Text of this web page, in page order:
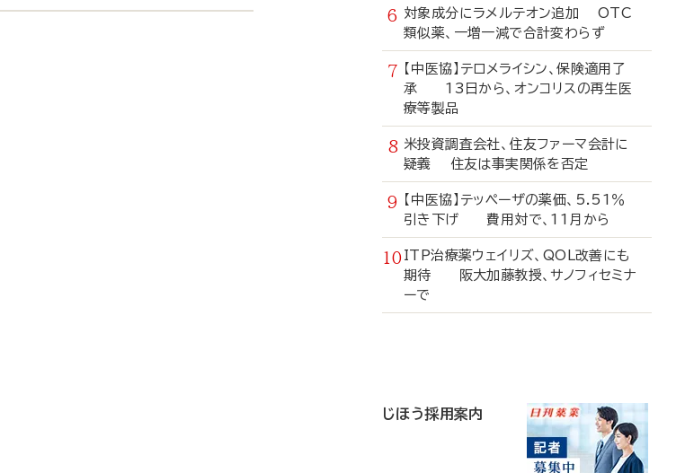
対象成分にラメルテオン追加 OTC
類似薬、一増一減で合計変わらず
【中医協】テロメライシン、保険適用了
承 13日から、オンコリスの再生医
療等製品
米投資調査会社、住友ファーマ会計に
疑義 住友は事実関係を否定
【中医協】テッペーザの薬価、5.51％
引き下げ 費用対で、11月から
ITP治療薬ウェイリズ、QOL改善にも
期待 阪大加藤教授、サノフィセミナ
ーで
じほう採用案内